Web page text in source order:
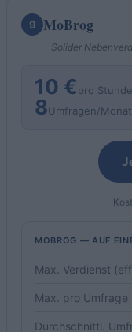
9 MoBrog
Solider
10 €pro
8Umfragen/Monat
MOBROG — AUF
Max. Verdienst
Max. pro Umfrage
Durchschnittl.